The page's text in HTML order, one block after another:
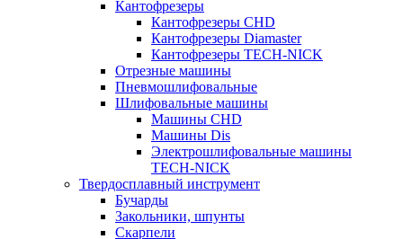
Кантофрезеры
Кантофрезеры CHD
Кантофрезеры Diamaster
Кантофрезеры TECH-NICK
Отрезные машины
Пневмошлифовальные
Шлифовальные машины
Машины CHD
Машины Dis
Электрошлифовальные машины
TECH-NICK
Твердосплавный инструмент
Бучарды
Закольники, шпунты
Скарпели